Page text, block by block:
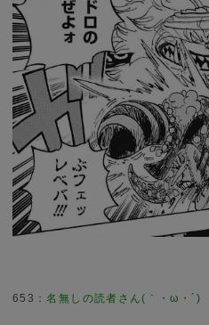
653 ：名無しの読者さん(｀・ω・´)